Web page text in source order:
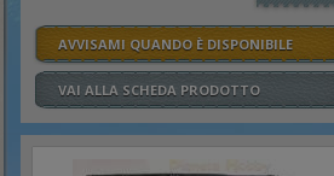
AVVISAMI QUANDO È DISPONIBILE
VAI ALLA SCHEDA PRODOTTO